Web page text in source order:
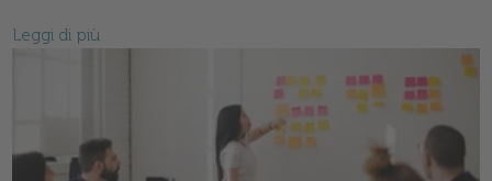
Leggi di più